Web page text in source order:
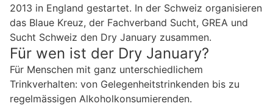
2013 in England gestartet. In der Schweiz organisieren
das Blaue Kreuz, der Fachverband Sucht, GREA und
Sucht Schweiz den Dry January zusammen.
Für wen ist der Dry January?
Für Menschen mit ganz unterschiedlichem
Trinkverhalten: von Gelegenheitstrinkenden bis zu
regelmässigen Alkoholkonsumierenden.